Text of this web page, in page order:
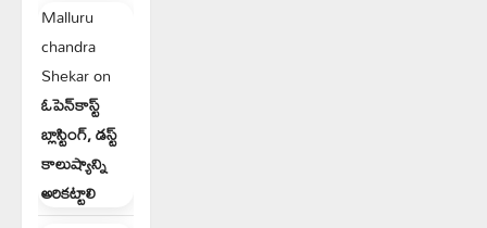
Malluru
chandra
Shekaron
ఓపెన్‌కాస్ట్
బ్లాస్టింగ్, డస్ట్
కాలుష్యాన్ని
అరికట్టాలి